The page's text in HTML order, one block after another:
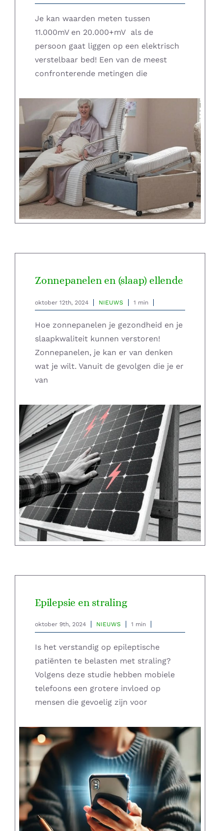
Je kan waarden meten tussen
11.000mV en 20.000+mV als de
persoon gaat liggen op een elektrisch
verstelbaar bed! Een van de meest
confronterende metingen die
Zonnepanelen en (slaap) ellende
oktober 12th, 2024 NIEUWS 1 min
Hoe zonnepanelen je gezondheid en je
slaapkwaliteit kunnen verstoren!
Zonnepanelen, je kan er van denken
wat je wilt. Vanuit de gevolgen die je er
van
Epilepsie en straling
oktober 9th, 2024 NIEUWS 1 min
Is het verstandig op epileptische
patiënten te belasten met straling?
Volgens deze studie hebben mobiele
telefoons een grotere invloed op
mensen die gevoelig zijn voor